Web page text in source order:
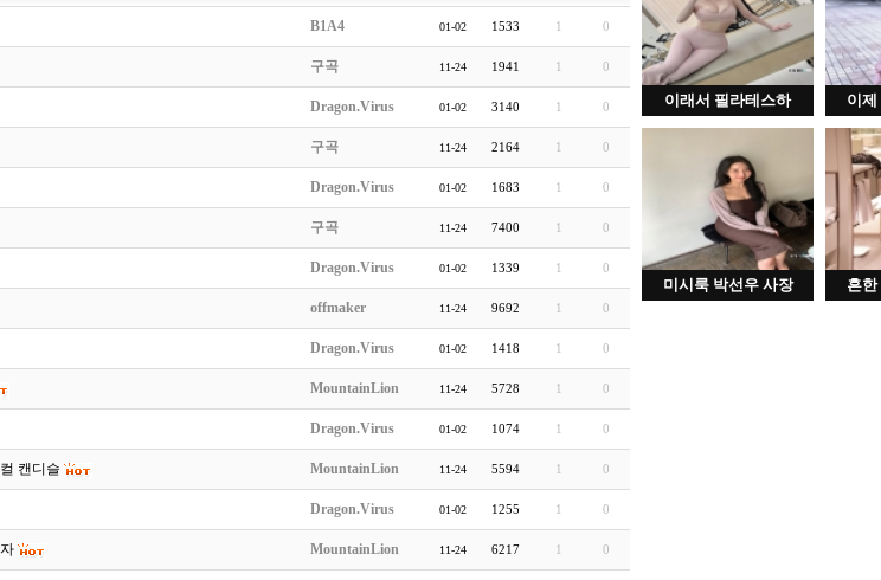
이래서 필라테스하 이제
미시룩 박선우 사장 흔한
B1A4 01-02 1533 1 0
구곡 11-24 1941 1 0
Dragon.Virus 01-02 3140 1 0
구곡 11-24 2164 1 0
Dragon.Virus 01-02 1683 1 0
구곡 11-24 7400 1 0
Dragon.Virus 01-02 1339 1 0
offmaker 11-24 9692 1 0
Dragon.Virus 01-02 1418 1 0
MountainLion 11-24 5728 1 0
Dragon.Virus 01-02 1074 1 0
캔디슬 MountainLion 11-24 5594 1 0
Dragon.Virus 01-02 1255 1 0
MountainLion 11-24 6217 1 0